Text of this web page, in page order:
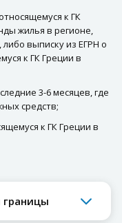
к ГК
жилья в регионе,
выписку из ЕГРН о
к ГК Греции в
3-6 месяцев, где
средств;
к ГК Греции в